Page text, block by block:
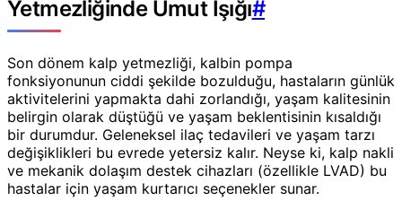
Yetmezliğinde Umut Işığı#
Son dönem kalp yetmezliği, kalbin pompa
fonksiyonunun ciddi şekilde bozulduğu, hastaların günlük
aktivitelerini yapmakta dahi zorlandığı, yaşam kalitesinin
belirgin olarak düştüğü ve yaşam beklentisinin kısaldığı
bir durumdur. Geleneksel ilaç tedavileri ve yaşam tarzı
değişiklikleri bu evrede yetersiz kalır. Neyse ki, kalp nakli
ve mekanik dolaşım destek cihazları (özellikle LVAD) bu
hastalar için yaşam kurtarıcı seçenekler sunar.